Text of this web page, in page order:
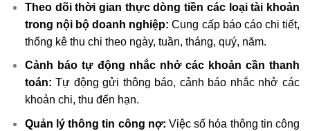
Theo dõi thời gian thực dòng tiền các loại tài khoản
trong nội bộ doanh nghiệp: Cung cấp báo cáo chi tiết,
thống kê thu chi theo ngày, tuần, tháng, quý, năm.
Cảnh báo tự động nhắc nhở các khoản cần thanh
toán: Tự động gửi thông báo, cảnh báo nhắc nhở các
khoản chi, thu đến hạn.
Quản lý thông tin công nợ: Việc số hóa thông tin công